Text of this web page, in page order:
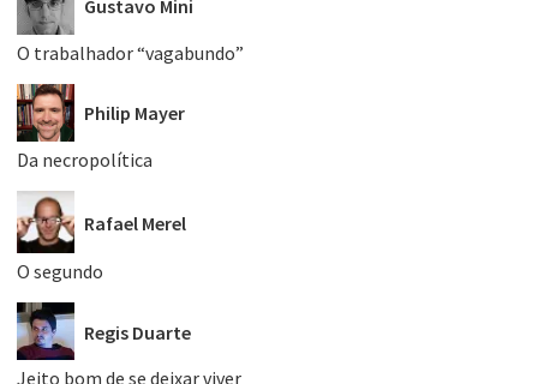
Gustavo Mini
O trabalhador “vagabundo”
Philip Mayer
Da necropolítica
Rafael Merel
O segundo
Regis Duarte
Jeito bom de se deixar viver